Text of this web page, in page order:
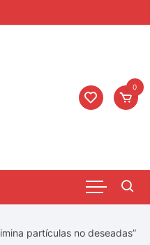
0
partículas no deseadas”